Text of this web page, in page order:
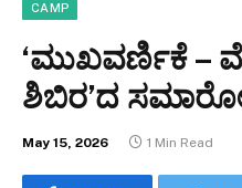
CAMP
‘ಮುಖವರ್ಣಿಕೆ –
ಶಿಬಿರ’ದ
May 15, 2026 1 Min Read